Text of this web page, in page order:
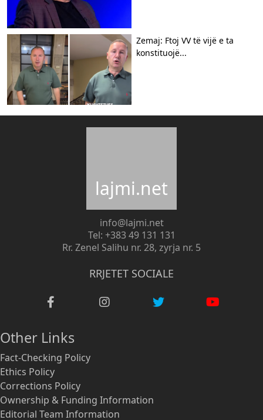
Zemaj: Ftoj VV të vijë e ta
konstituojë...
lajmi.net
info@lajmi.net
Tel: +383 49 131 131
Rr. Zenel Salihu nr. 28, zyrja nr. 5
RRJETET SOCIALE
Other Links
Fact-Checking Policy
Ethics Policy
Corrections Policy
Ownership & Funding Information
Editorial Team Information